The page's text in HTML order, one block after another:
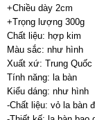
+Chiều dày 2cm
+Trọng lượng 300g
Chất liệu: hợp kim
Màu sắc: như hình
Xuất xứ: Trung Quốc
Tính năng: la bàn
Kiểu dáng: như hình
-Chất liệu: vỏ la bàn